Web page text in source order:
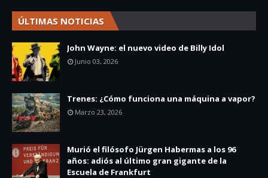
ÚLTIMAS NOTICIAS
John Wayne: el nuevo video de Billy Idol
Junio 03, 2026
Trenes: ¿Cómo funciona una máquina a vapor?
Marzo 23, 2026
Murió el filósofo Jürgen Habermas a los 96
años: adiós al último gran gigante de la
Escuela de Frankfurt